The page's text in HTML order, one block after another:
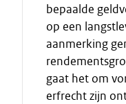
bepaalde
op een
aanmerking
gaat het om
erfrecht zijn